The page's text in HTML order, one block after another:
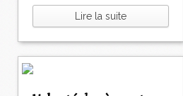
Lire la suite